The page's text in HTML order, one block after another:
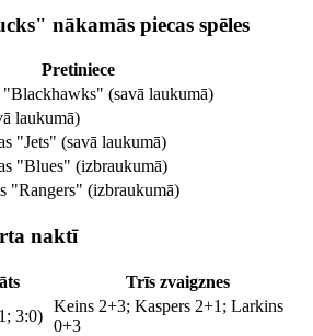
nākamās piecas spēles
Pretiniece
"Blackhawks" (savā laukumā)
laukumā)
"Jets" (savā laukumā)
"Blues" (izbraukumā)
"Rangers" (izbraukumā)
naktī
Trīs zvaigznes
3:0)
Keins 2+3; Kaspers 2+1; Larkins
0+3